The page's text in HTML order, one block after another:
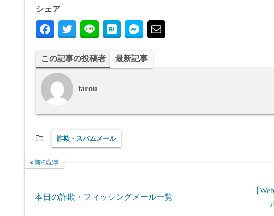
シェア
この記事の投稿者 最新記事
tarou
詐欺・スパムメール
前の記事
本日の詐欺・フィッシングメール一覧
【